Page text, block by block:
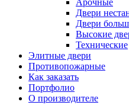
Арочные
Двери
Двери
Высокие
Технические
Элитные двери
Противопожарные
Как заказать
Портфолио
О производителе